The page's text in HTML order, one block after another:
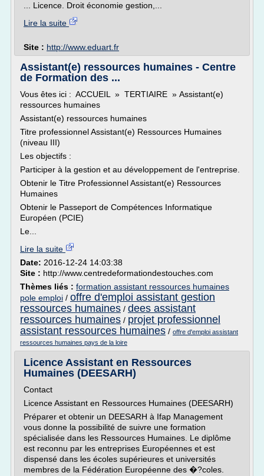
... Licence. Droit économie gestion,...
Lire la suite
Site : http://www.eduart.fr
Assistant(e) ressources humaines - Centre
de Formation des ...
Vous êtes ici : ACCUEIL » TERTIAIRE » Assistant(e)
ressources humaines
Assistant(e) ressources humaines
Titre professionnel Assistant(e) Ressources Humaines
(niveau III)
Les objectifs :
Participer à la gestion et au développement de l'entreprise.
Obtenir le Titre Professionnel Assistant(e) Ressources
Humaines
Obtenir le Passeport de Compétences Informatique
Européen (PCIE)
Le...
Lire la suite
Date: 2016-12-24 14:03:38
Site : http://www.centredeformationdestouches.com
Thèmes liés : formation assistant ressources humaines
pole emploi / offre d'emploi assistant gestion
ressources humaines / dees assistant
ressources humaines / projet professionnel
assistant ressources humaines / offre d'emploi assistant
ressources humaines pays de la loire
Licence Assistant en Ressources
Humaines (DEESARH)
Contact
Licence Assistant en Ressources Humaines (DEESARH)
Préparer et obtenir un DEESARH à Ifap Management
vous donne la possibilité de suivre une formation
spécialisée dans les Ressources Humaines. Le diplôme
est reconnu par les entreprises Européennes et est
dispensé dans les écoles supérieures et universités
membres de la Fédération Européenne des �?coles.